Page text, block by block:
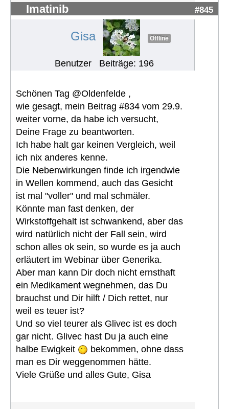
Imatinib #845
Gisa Offline
Benutzer Beiträge: 196
Schönen Tag @Oldenfelde ,
wie gesagt, mein Beitrag #834 vom 29.9.
weiter vorne, da habe ich versucht,
Deine Frage zu beantworten.
Ich habe halt gar keinen Vergleich, weil
ich nix anderes kenne.
Die Nebenwirkungen finde ich irgendwie
in Wellen kommend, auch das Gesicht
ist mal "voller" und mal schmäler.
Könnte man fast denken, der
Wirkstoffgehalt ist schwankend, aber das
wird natürlich nicht der Fall sein, wird
schon alles ok sein, so wurde es ja auch
erläutert im Webinar über Generika.
Aber man kann Dir doch nicht ernsthaft
ein Medikament wegnehmen, das Du
brauchst und Dir hilft / Dich rettet, nur
weil es teuer ist?
Und so viel teurer als Glivec ist es doch
gar nicht. Glivec hast Du ja auch eine
halbe Ewigkeit
bekommen, ohne dass
man es Dir weggenommen hätte.
Viele Grüße und alles Gute, Gisa